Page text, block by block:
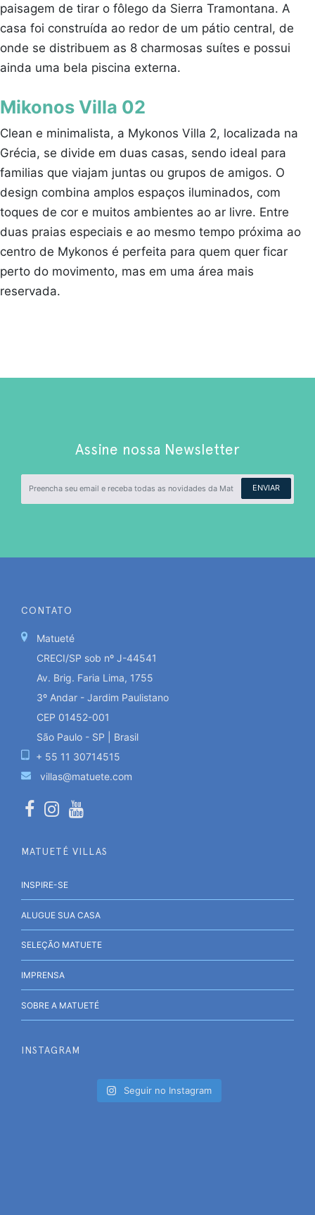
paisagem de tirar o fôlego da Sierra Tramontana. A
casa foi construída ao redor de um pátio central, de
onde se distribuem as 8 charmosas suítes e possui
ainda uma bela piscina externa.
Mikonos Villa 02
Clean e minimalista, a Mykonos Villa 2, localizada na
Grécia, se divide em duas casas, sendo ideal para
familias que viajam juntas ou grupos de amigos. O
design combina amplos espaços iluminados, com
toques de cor e muitos ambientes ao ar livre. Entre
duas praias especiais e ao mesmo tempo próxima ao
centro de Mykonos é perfeita para quem quer ficar
perto do movimento, mas em uma área mais
reservada.
Assine nossa Newsletter
ENVIAR
CONTATO
Matueté
CRECI/SP sob nº J-44541
Av. Brig. Faria Lima, 1755
3º Andar - Jardim Paulistano
CEP 01452-001
São Paulo - SP | Brasil
+ 55 11 30714515
villas@matuete.com
MATUETÉ VILLAS
INSPIRE-SE
ALUGUE SUA CASA
SELEÇÃO MATUETE
IMPRENSA
SOBRE A MATUETÉ
INSTAGRAM
Seguir no Instagram